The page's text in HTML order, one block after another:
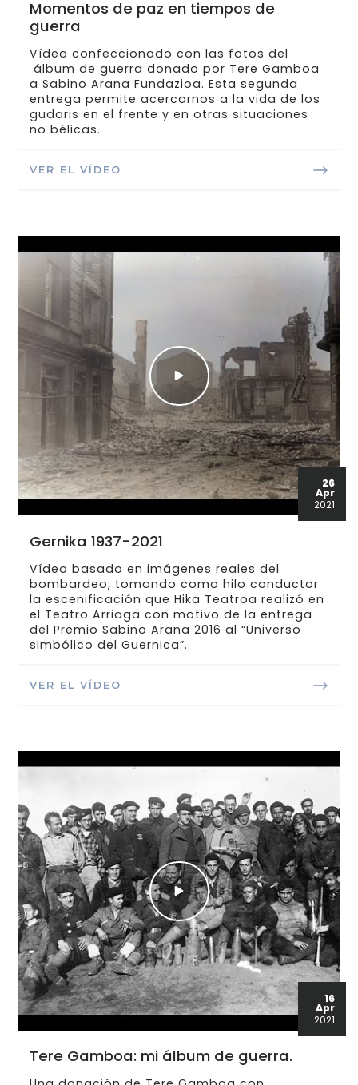
Momentos de paz en tiempos de
guerra
Vídeo confeccionado con las fotos del
álbum de guerra donado por Tere Gamboa
a Sabino Arana Fundazioa. Esta segunda
entrega permite acercarnos a la vida de los
gudaris en el frente y en otras situaciones
no bélicas.
VER EL VÍDEO
26
Apr
2021
Gernika 1937-2021
Vídeo basado en imágenes reales del
bombardeo, tomando como hilo conductor
la escenificación que Hika Teatroa realizó en
el Teatro Arriaga con motivo de la entrega
del Premio Sabino Arana 2016 al “Universo
simbólico del Guernica”.
VER EL VÍDEO
16
Apr
2021
Tere Gamboa: mi álbum de guerra.